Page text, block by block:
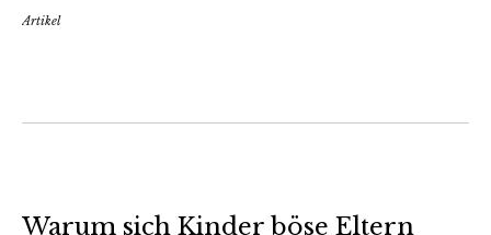
Artikel
Warum sich Kinder böse Eltern